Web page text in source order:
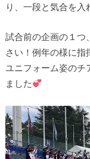
り、一段と気合を入
試合前の企画の１つ
さい！例年の様に指
ユニフォーム姿のチ
ました
動
画
プ
レ